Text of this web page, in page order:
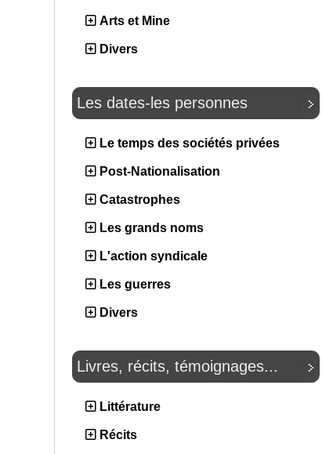
Arts et Mine
Divers
Les dates-les personnes
Le temps des sociétés privées
Post-Nationalisation
Catastrophes
Les grands noms
L'action syndicale
Les guerres
Divers
Livres, récits, témoignages...
Littérature
Récits